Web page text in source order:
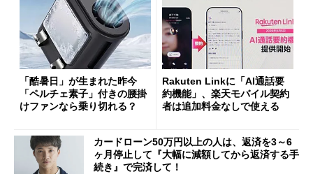
「酷暑日」が生まれた昨今
「ペルチェ素子」付きの腰掛
けファンなら乗り切れる？
Rakuten Linkに「AI通話要
約機能」、楽天モバイル契約
者は追加料金なしで使える
カードローン50万円以上の人は、返済を3～6
ヶ月停止して『大幅に減額してから返済する手
続き』で完済して！